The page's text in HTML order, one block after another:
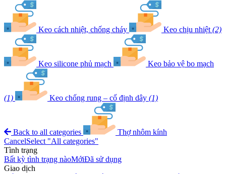
Keo cách nhiệt, chống cháy Keo chịu nhiệt (2)
Keo silicone phủ mạch Keo bảo vệ bo mạch
(1) Keo chống rung – cố định dây (1)
Back to all categories
Thợ nhôm kính
CancelSelect "All categories"
Tình trạng
Bất kỳ tình trạng nàoMớiĐã sử dụng
Giao dịch